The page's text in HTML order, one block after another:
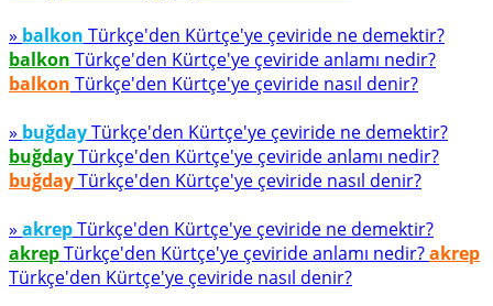
» balkon Türkçe'den Kürtçe'ye çeviride ne demektir?
balkon Türkçe'den Kürtçe'ye çeviride anlamı nedir?
balkon Türkçe'den Kürtçe'ye çeviride nasıl denir?
» buğdayTürkçe'den Kürtçe'ye çeviride ne demektir?
buğdayTürkçe'den Kürtçe'ye çeviride anlamı nedir?
buğdayTürkçe'den Kürtçe'ye çeviride nasıl denir?
» akrepTürkçe'den Kürtçe'ye çeviride ne demektir?
akrepTürkçe'den Kürtçe'ye çeviride anlamı nedir?akrep
Türkçe'den Kürtçe'ye çeviride nasıl denir?